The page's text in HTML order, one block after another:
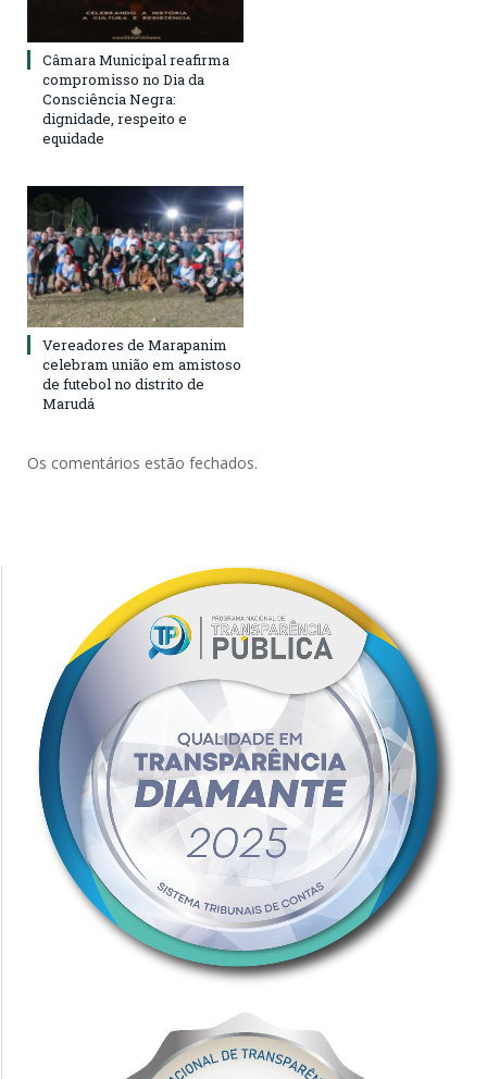
Câmara Municipal reafirma
compromisso no Dia da
Consciência Negra:
dignidade, respeito e
equidade
Vereadores de Marapanim
celebram união em amistoso
de futebol no distrito de
Marudá
Os comentários estão fechados.